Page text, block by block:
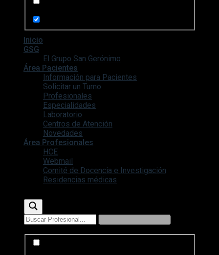
Inicio
GSG
El Grupo San Gerónimo
Área Pacientes
Información para Pacientes
Solicitar un Turno
Profesionales
Especialidades
Laboratorio
Centros de Atención
Novedades
Área Profesionales
HCE
Webmail
Comité de Docencia e Investigación
Residencias médicas